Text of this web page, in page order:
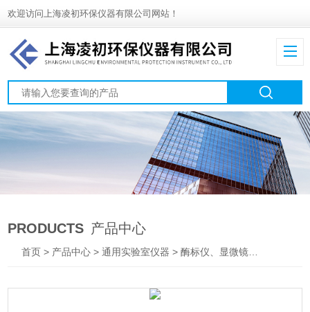
欢迎访问上海凌初环保仪器有限公司网站！
PRODUCTS 产品中心
首页> 产品中心 >通用实验室仪器 >酶标仪、显微镜、马弗炉及其他